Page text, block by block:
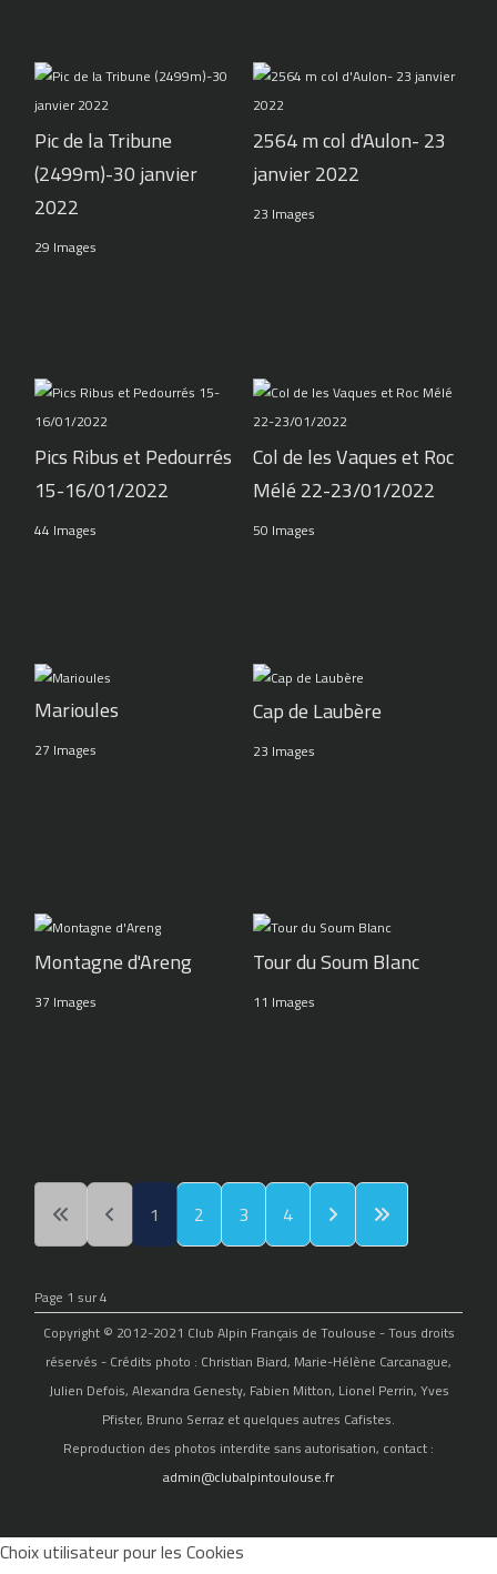
Pic de la Tribune
(2499m)-30 janvier
2022
29 Images
2564 m col d'Aulon- 23
janvier 2022
23 Images
Pics Ribus et Pedourrés
15-16/01/2022
44 Images
Col de les Vaques et Roc
Mélé 22-23/01/2022
50 Images
Marioules
27 Images
Cap de Laubère
23 Images
Montagne d'Areng
37 Images
Tour du Soum Blanc
11 Images
1 2 3 4
Page 1 sur 4
Copyright © 2012-2021 Club Alpin Français de Toulouse - Tous droits
réservés - Crédits photo : Christian Biard, Marie-Hélène Carcanague,
Julien Defois, Alexandra Genesty, Fabien Mitton, Lionel Perrin, Yves
Pfister, Bruno Serraz et quelques autres Cafistes.
Reproduction des photos interdite sans autorisation, contact :
admin@clubalpintoulouse.fr
Choix utilisateur pour les Cookies